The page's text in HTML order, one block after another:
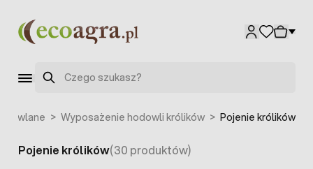
Szukaj
> Wyposażenie hodowli królików > Pojenie królików
Skip to product list
Pojenie królików(30 produktów)